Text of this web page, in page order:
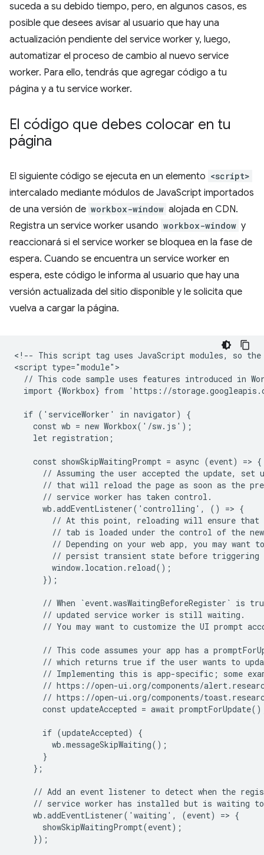
suceda a su debido tiempo, pero, en algunos casos, es
posible que desees avisar al usuario que hay una
actualización pendiente del service worker y, luego,
automatizar el proceso de cambio al nuevo service
worker. Para ello, tendrás que agregar código a tu
página y a tu service worker.
El código que debes colocar en tu
página
El siguiente código se ejecuta en un elemento <script>
intercalado mediante módulos de JavaScript importados
de una versión de workbox-window alojada en CDN.
Registra un service worker usando workbox-window y
reaccionará si el service worker se bloquea en la fase de
espera. Cuando se encuentra un service worker en
espera, este código le informa al usuario que hay una
versión actualizada del sitio disponible y le solicita que
vuelva a cargar la página.
<!-- This script tag uses JavaScript modules, so
<script type="module">
// This code sample uses features introduced in
import {Workbox} from 'https://
  if ('serviceWorker' in navigator) {
    const wb = new Workbox('/sw.js');
    let registration;
    const showSkipWaitingPrompt = async (event) => {
// Assuming the user accepted the update, set
// that will reload the page as soon as the
      // service worker has taken control.
      wb.addEventListener('controlling', () => {
// At this point, reloading will ensure that
// tab is loaded under the control of the
// Depending on your web app, you may want
// persist transient state before triggering
        window.location.reload();
      });
// When `event.wasWaitingBeforeRegister` is
      // updated service worker is still waiting.
// You may want to customize the UI prompt
// This code assumes your app has a
// which returns true if the user wants to
// Implementing this is app-specific; some
// https://open-ui.org/components/
// https://open-ui.org/components/
const updateAccepted = await
      if (updateAccepted) {
        wb.messageSkipWaiting();
      }
    };
// Add an event listener to detect when the
// service worker has installed but is waiting
    wb.addEventListener('waiting', (event) => {
      showSkipWaitingPrompt(event);
    });